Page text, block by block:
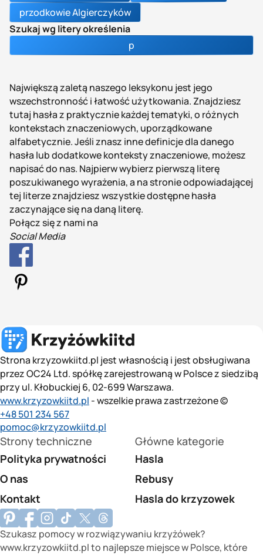
przodkowie Algierczyków
Szukaj wg litery określenia
p
Największą zaletą naszego leksykonu jest jego
wszechstronność i łatwość użytkowania. Znajdziesz
tutaj hasła z praktycznie każdej tematyki, o różnych
kontekstach znaczeniowych, uporządkowane
alfabetycznie. Jeśli znasz inne definicje dla danego
hasła lub dodatkowe konteksty znaczeniowe, możesz
napisać do nas. Najpierw wybierz pierwszą literę
poszukiwanego wyrażenia, a na stronie odpowiadającej
tej literze znajdziesz wszystkie dostępne hasła
zaczynające się na daną literę.
Połącz się z nami na
Social Media
Strona krzyzowkiitd.pl jest własnością i jest obsługiwana
przez OC24 Ltd. spółkę zarejestrowaną w Polsce z siedzibą
przy ul. Kłobuckiej 6, 02-699 Warszawa.
www.krzyzowkiitd.pl - wszelkie prawa zastrzeżone ©
+48 501 234 567
pomoc@krzyzowkiitd.pl
Strony techniczne
Polityka prywatności
O nas
Kontakt
Główne kategorie
Hasla
Rebusy
Hasla do krzyzowek
Szukasz pomocy w rozwiązywaniu krzyżówek?
www.krzyzowkiitd.pl to najlepsze miejsce w Polsce, które